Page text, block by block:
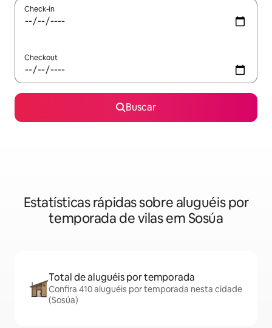
Check-in
Checkout
Buscar
Estatísticas rápidas sobre aluguéis por
temporada de vilas em Sosúa
Total de aluguéis por temporada
Confira 410 aluguéis por temporada nesta cidade
(Sosúa)